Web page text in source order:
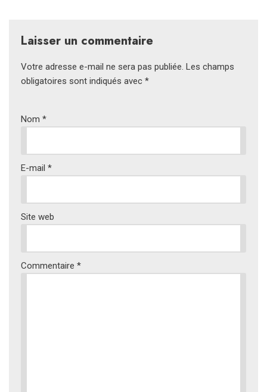
Laisser un commentaire
Votre adresse e-mail ne sera pas publiée. Les champs
obligatoires sont indiqués avec *
Nom *
E-mail *
Site web
Commentaire *